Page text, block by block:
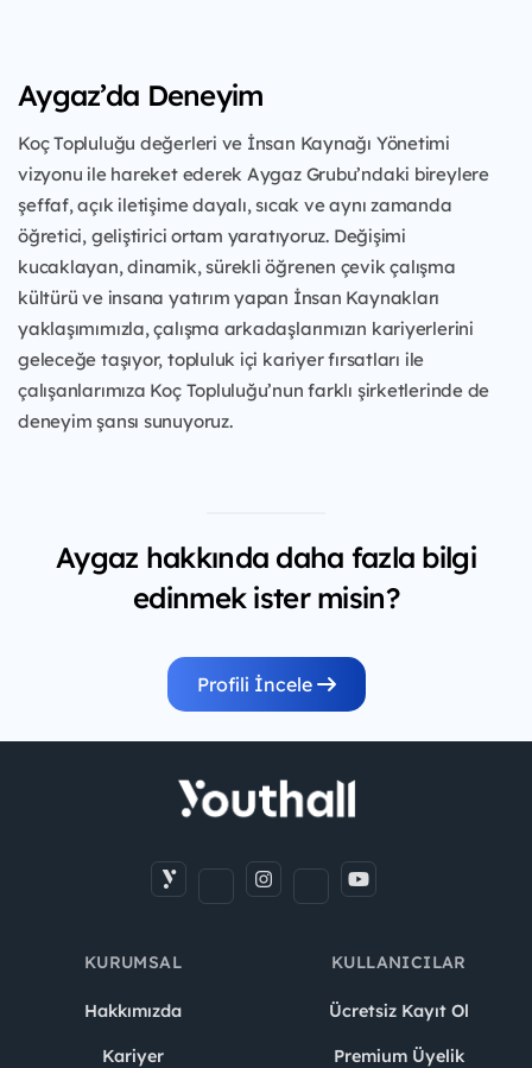
Aygaz’da Deneyim
Koç Topluluğu değerleri ve İnsan Kaynağı Yönetimi
vizyonu ile hareket ederek Aygaz Grubu’ndaki bireylere
şeffaf, açık iletişime dayalı, sıcak ve aynı zamanda
öğretici, geliştirici ortam yaratıyoruz. Değişimi
kucaklayan, dinamik, sürekli öğrenen çevik çalışma
kültürü ve insana yatırım yapan İnsan Kaynakları
yaklaşımımızla, çalışma arkadaşlarımızın kariyerlerini
geleceğe taşıyor, topluluk içi kariyer fırsatları ile
çalışanlarımıza Koç Topluluğu’nun farklı şirketlerinde de
deneyim şansı sunuyoruz.
Aygaz hakkında daha fazla bilgi
edinmek ister misin?
Profili İncele
KURUMSAL
Hakkımızda
Kariyer
KULLANICILAR
Ücretsiz Kayıt Ol
Premium Üyelik